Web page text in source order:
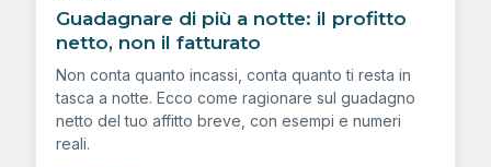
Guadagnare di più a notte: il profitto
netto, non il fatturato
Non conta quanto incassi, conta quanto ti resta in
tasca a notte. Ecco come ragionare sul guadagno
netto del tuo affitto breve, con esempi e numeri
reali.